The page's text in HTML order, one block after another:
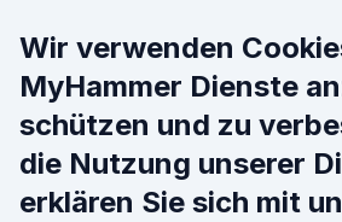
Wir verwenden
MyHammer Dienste
schützen und zu
die Nutzung unserer
erklären Sie sich mit